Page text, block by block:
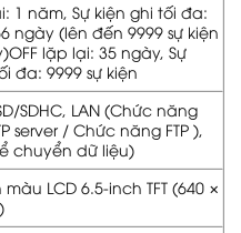
1 năm, Sự kiện ghi tối đa:
ngày (lên đến 9999 sự kiện
lặp lại: 35 ngày, Sự
đa: 9999 sự kiện
SDHC, LAN (Chức năng
server / Chức năng FTP ),
chuyển dữ liệu)
LCD 6.5-inch TFT (640 ×